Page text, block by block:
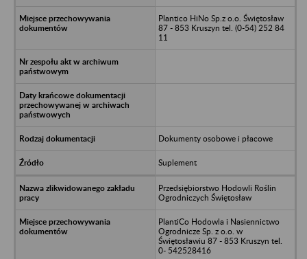
Plantico HiNo Sp.z o.o. Świętosław
87 - 853 Kruszyn tel. (0-54) 252 84
11
Dokumenty osobowe i płacowe
Suplement
Przedsiębiorstwo Hodowli Roślin
Ogrodniczych Świętosław
PlantiCo Hodowla i Nasiennictwo
Ogrodnicze Sp. z o.o. w
Świętosławiu 87 - 853 Kruszyn tel.
0- 542528416